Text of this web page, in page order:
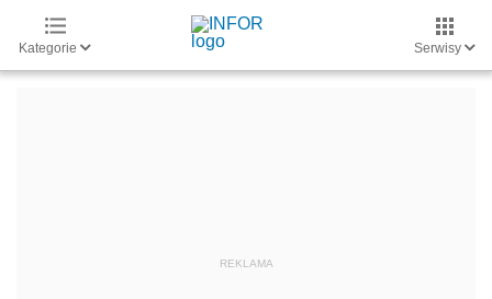
Kategorie Serwisy